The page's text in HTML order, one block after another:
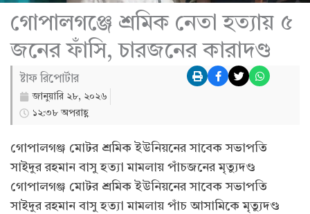
গোপালগঞ্জে শ্রমিক নেতা হত্যায় ৫
জনের ফাঁসি, চারজনের কারাদণ্ড
ষ্টাফ রিপোর্টার
জানুয়ারি ২৮, ২০২৬
১২:৩৮ অপরাহ্ণ
গোপালগঞ্জ মোটর শ্রমিক ইউনিয়নের সাবেক সভাপতি
সাইদুর রহমান বাসু হত্যা মামলায় পাঁচজনের মৃত্যুদণ্ড
গোপালগঞ্জ মোটর শ্রমিক ইউনিয়নের সাবেক সভাপতি
সাইদুর রহমান বাসু হত্যা মামলায় পাঁচ আসামিকে মৃত্যুদণ্ড